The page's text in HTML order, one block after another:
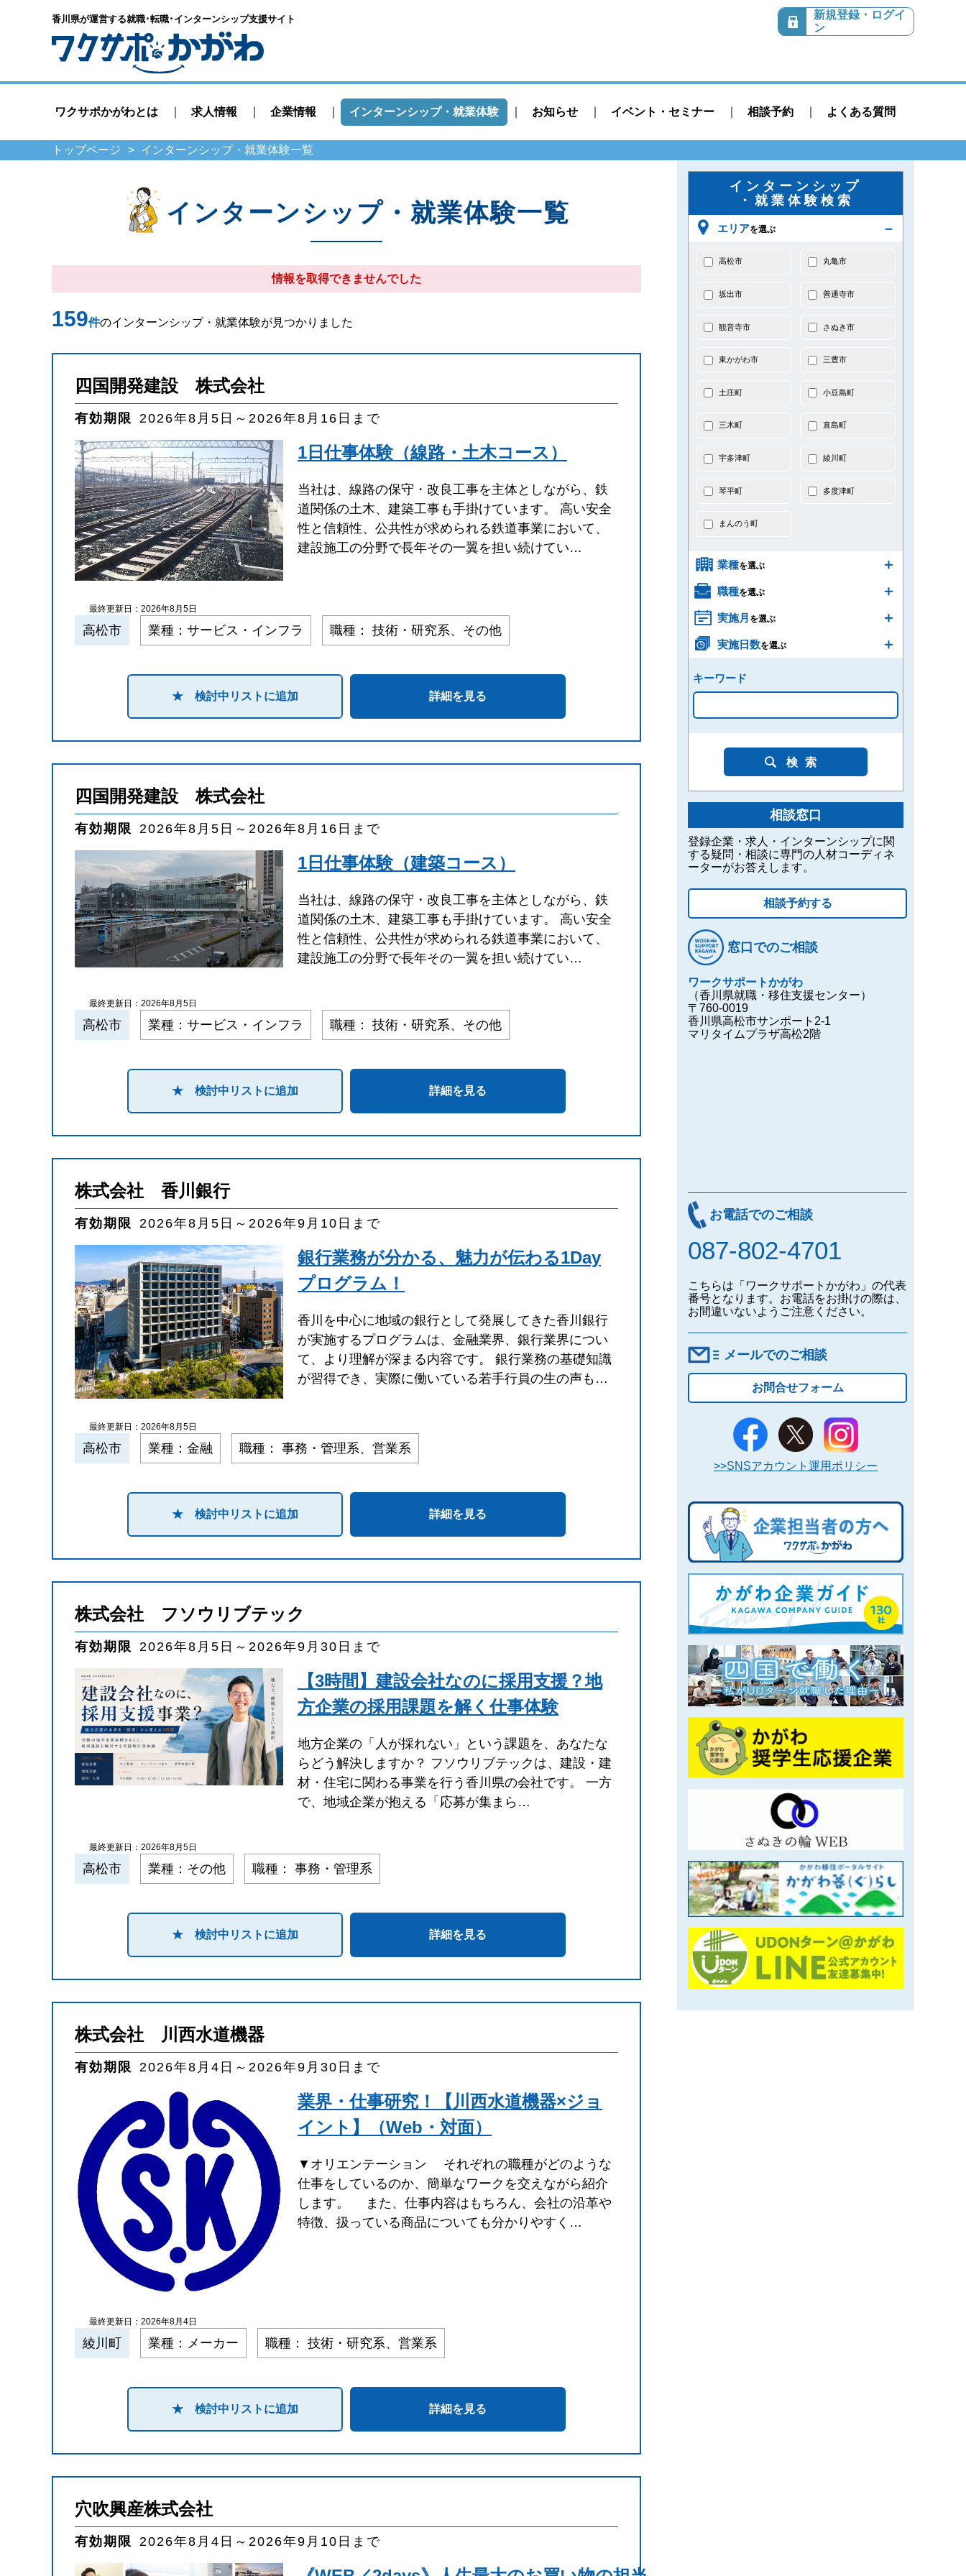
香川県が運営する就職･転職･ インターンシップ支援サイト
新規登録・ログイ
ン
ワクサポかがわとは 求人情報 企業情報 インターンシップ・就業体験 お知らせ イベント・セミナー 相談予約 よくある質問
トップページ インターンシップ・就業体験一覧
インターンシップ・就業体験一覧
情報を取得できませんでした
159件のインターンシップ・就業体験が見つかりました
四国開発建設 株式会社
有効期限 2026年8月5日～2026年8月16日まで
1日仕事体験（線路・土木コース）
当社は、線路の保守・改良工事を主体としながら、鉄
道関係の土木、建築工事も手掛けています。 高い安全
性と信頼性、公共性が求められる鉄道事業において、
建設施工の分野で長年その一翼を担い続けてい…
最終更新日：2026年8月5日
高松市 業種：サービス・インフラ 職種： 技術・研究系、その他
★ 検討中リストに追加 詳細を見る
四国開発建設 株式会社
有効期限 2026年8月5日～2026年8月16日まで
1日仕事体験（建築コース）
当社は、線路の保守・改良工事を主体としながら、鉄
道関係の土木、建築工事も手掛けています。 高い安全
性と信頼性、公共性が求められる鉄道事業において、
建設施工の分野で長年その一翼を担い続けてい…
最終更新日：2026年8月5日
高松市 業種：サービス・インフラ 職種： 技術・研究系、その他
★ 検討中リストに追加 詳細を見る
株式会社 香川銀行
有効期限 2026年8月5日～2026年9月10日まで
銀行業務が分かる、魅力が伝わる1Day
プログラム！
香川を中心に地域の銀行として発展してきた香川銀行
が実施するプログラムは、金融業界、銀行業界につい
て、より理解が深まる内容です。 銀行業務の基礎知識
が習得でき、実際に働いている若手行員の生の声も…
最終更新日：2026年8月5日
高松市 業種：金融 職種： 事務・管理系、営業系
★ 検討中リストに追加 詳細を見る
株式会社 フソウリブテック
有効期限 2026年8月5日～2026年9月30日まで
【3時間】建設会社なのに採用支援？地
方企業の採用課題を解く仕事体験
地方企業の「人が採れない」という課題を、あなたな
らどう解決しますか？ フソウリブテックは、建設・建
材・住宅に関わる事業を行う香川県の会社です。 一方
で、地域企業が抱える「応募が集まら…
最終更新日：2026年8月5日
高松市 業種：その他 職種： 事務・管理系
★ 検討中リストに追加 詳細を見る
株式会社 川西水道機器
有効期限 2026年8月4日～2026年9月30日まで
業界・仕事研究！【川西水道機器×ジョ
イント】（Web・対面）
▼オリエンテーション それぞれの職種がどのような
仕事をしているのか、簡単なワークを交えながら紹介
します。 また、仕事内容はもちろん、会社の沿革や
特徴、扱っている商品についても分かりやすく…
最終更新日：2026年8月4日
綾川町 業種：メーカー 職種： 技術・研究系、営業系
★ 検討中リストに追加 詳細を見る
穴吹興産株式会社
有効期限 2026年8月4日～2026年9月10日まで
インターンシップ
・就業体験検索
エリアを選ぶ
高松市 丸亀市
坂出市 善通寺市
観音寺市 さぬき市
東かがわ市 三豊市
土庄町 小豆島町
三木町 直島町
宇多津町 綾川町
琴平町 多度津町
まんのう町
業種を選ぶ
職種を選ぶ
実施月 を選ぶ
実施日数を選ぶ
キーワード
検索
相談窓口
登録企業・求人・インターンシップに関
する疑問・相談に専門の人材コーディネ
ーターがお答えします。
相談予約する
窓口でのご相談
ワークサポートかがわ
（香川県就職・移住支援センター）
〒760-0019
香川県高松市サンポート2-1
マリタイムプラザ高松2階
お電話でのご相談
087-802-4701
こちらは「ワークサポートかがわ」の代表
番号となります。お電話をお掛けの際は、
お間違いないようご注意ください。
メールでのご相談
お問合せフォーム
>>SNSアカウント運用ポリシー